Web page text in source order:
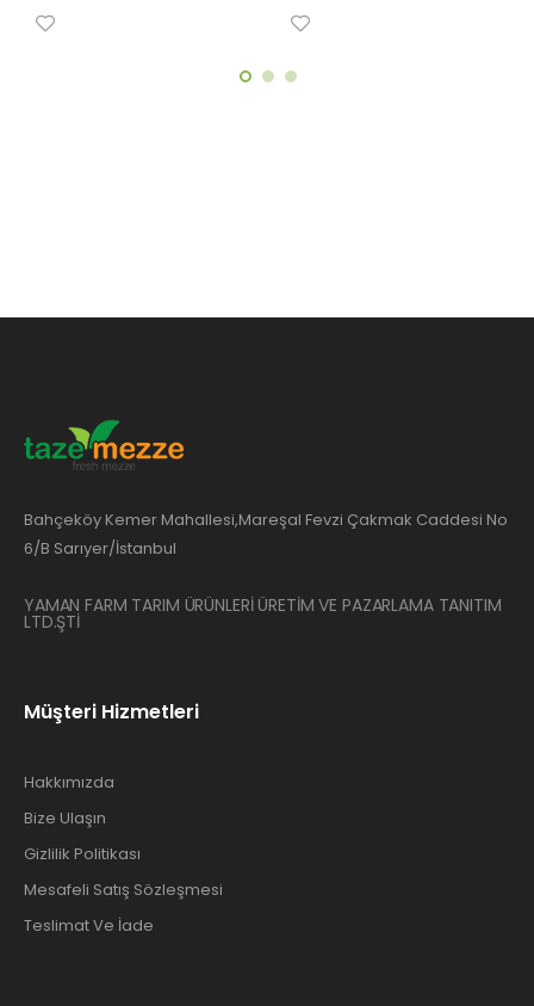
Bahçeköy Kemer Mahallesi,Mareşal Fevzi Çakmak Caddesi No
6/B Sarıyer/İstanbul
YAMAN FARM TARIM ÜRÜNLERİ ÜRETİM VE PAZARLAMA TANITIM
LTD.ŞTİ
Müşteri Hizmetleri
Hakkımızda
Bize Ulaşın
Gizlilik Politikası
Mesafeli Satış Sözleşmesi
Teslimat Ve İade